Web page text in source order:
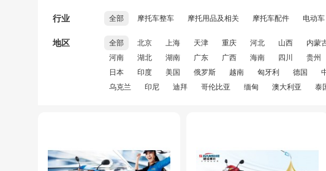
行业 全部 摩托车整车 摩托用品及相关 摩托车配件 电动车
地区 全部 北京 上海 天津 重庆 河北 山西 内蒙
河南
湖北 湖南 广东 广西 海南 四川 贵州
日本
印度 美国 俄罗斯 越南 匈牙利 德国
乌克兰
印尼 迪拜 哥伦比亚 缅甸 澳大利亚 泰